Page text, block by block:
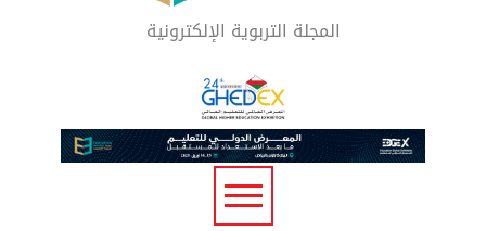
المجلة التربوية الإلكترونية